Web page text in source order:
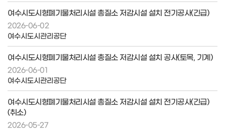
여수시도시형폐기물처리시설 총질소 저감시설 설치 전기공사(긴급)
2026-06-02
여수시도시관리공단
여수시도시형폐기물처리시설 총질소 저감시설 설치 공사(토목, 기계)
2026-06-01
여수시도시관리공단
여수시도시형폐기물처리시설 총질소 저감시설 설치 전기공사(긴급)
(취소)
2026-05-27